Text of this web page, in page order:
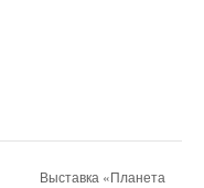
Выставка «Планета